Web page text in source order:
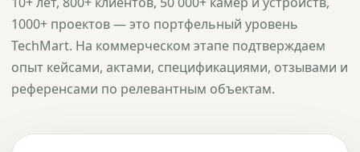
1000+ проектов — это портфельный уровень
TechMart. На коммерческом этапе подтверждаем
опыт кейсами, актами, спецификациями, отзывами и
референсами по релевантным объектам.